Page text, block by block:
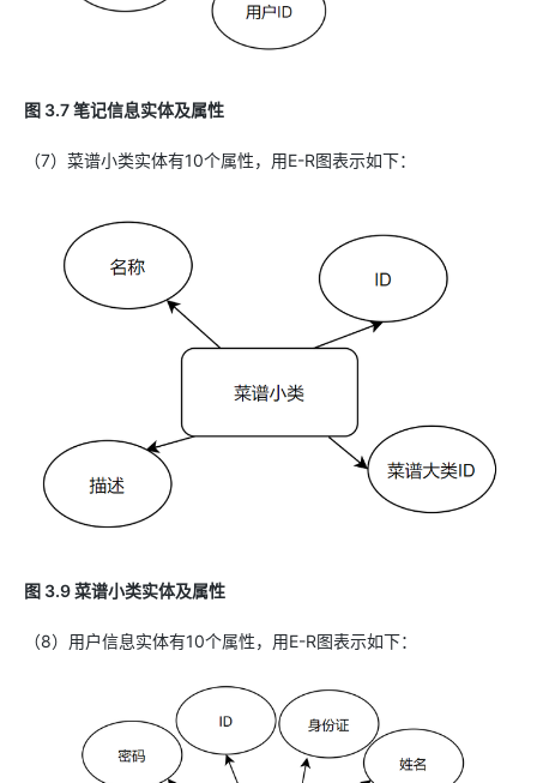
图 3.7 笔记信息实体及属性
（7）菜谱小类实体有10个属性，用E-R图表示如下：
图 3.9 菜谱小类实体及属性
（8）用户信息实体有10个属性，用E-R图表示如下：